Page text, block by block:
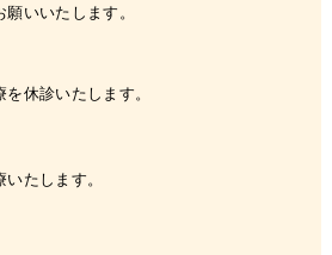
いいたします。
休診いたします。
たします。